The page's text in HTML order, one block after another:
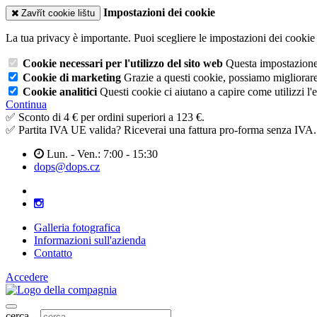
Zavřít cookie lištu Impostazioni dei cookie
La tua privacy è importante. Puoi scegliere le impostazioni dei
Cookie necessari per l'utilizzo del sito web Questa
Cookie di marketing Grazie a questi cookie, possiamo
Cookie analitici Questi cookie ci aiutano a capire come utilizzi
Continua
✅ Sconto di 4 € per ordini superiori a 123 €.
✅ Partita IVA UE valida? Riceverai una fattura pro-forma senza IVA.
Lun. - Ven.: 7:00 - 15:30
dops@dops.cz
Galleria fotografica
Informazioni sull'azienda
Contatto
Accedere